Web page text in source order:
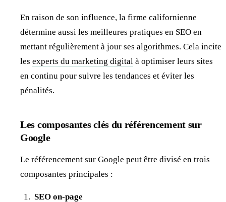
En raison de son influence, la firme californienne
détermine aussi les meilleures pratiques en SEO en
mettant régulièrement à jour ses algorithmes. Cela incite
les experts du marketing digital à optimiser leurs sites
en continu pour suivre les tendances et éviter les
pénalités.
Les composantes clés du référencement sur
Google
Le référencement sur Google peut être divisé en trois
composantes principales :
SEO on-page